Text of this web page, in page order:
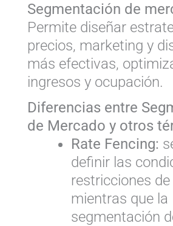
Segmentación de
Permite diseñar
precios, marketing y
más efectivas,
ingresos y ocupación.
Diferencias entre
de Mercado y otros
Rate Fencing:
definir las
restricciones
mientras que la
segmentación